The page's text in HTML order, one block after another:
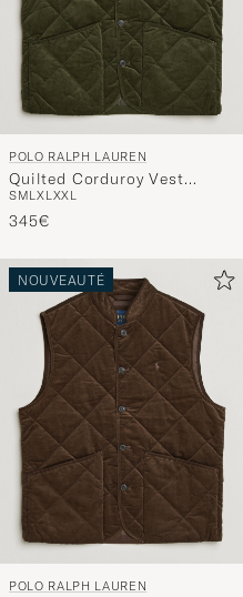
POLO RALPH LAUREN
Quilted Corduroy Vest
Company Olive
SMLXLXXL
345€
NOUVEAUTÉ
POLO RALPH LAUREN